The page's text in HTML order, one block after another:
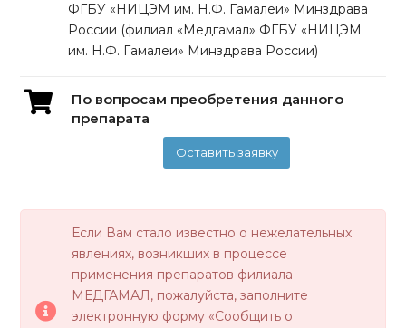
ФГБУ «НИЦЭМ им. Н.Ф. Гамалеи» Минздрава
России (филиал «Медгамал» ФГБУ «НИЦЭМ
им. Н.Ф. Гамалеи» Минздрава России)
По вопросам преобретения данного
препарата
Оставить заявку
Если Вам стало известно о нежелательных
явлениях, возникших в процессе
применения препаратов филиала
МЕДГАМАЛ, пожалуйста, заполните
электронную форму «Сообщить о